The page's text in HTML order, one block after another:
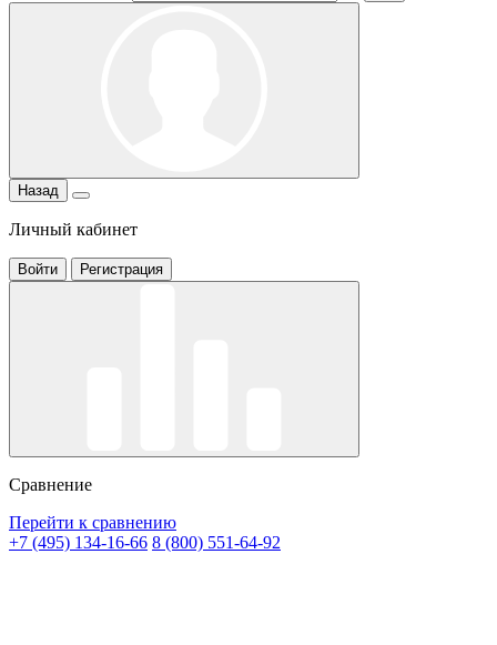
Назад
Личный кабинет
Войти Регистрация
Сравнение
Перейти к сравнению
+7 (495) 134-16-66 8 (800) 551-64-92